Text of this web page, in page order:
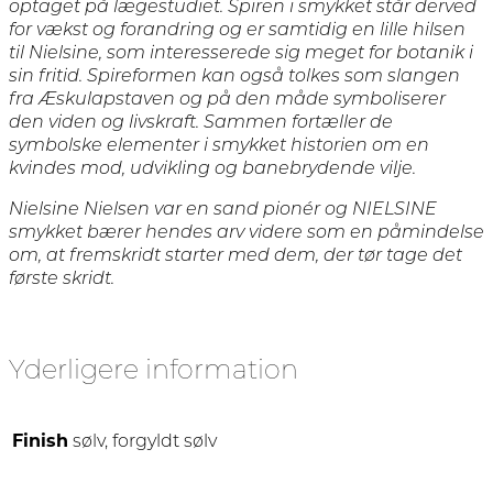
optaget på lægestudiet. Spiren i smykket står derved
for vækst og forandring og er samtidig en lille hilsen
til Nielsine, som interesserede sig meget for botanik i
sin fritid. Spireformen kan også tolkes som slangen
fra Æskulapstaven og på den måde symboliserer
den viden og livskraft. Sammen fortæller de
symbolske elementer i smykket historien om en
kvindes mod, udvikling og banebrydende vilje.
Nielsine Nielsen var en sand pionér og NIELSINE
smykket bærer hendes arv videre som en påmindelse
om, at fremskridt starter med dem, der tør tage det
første skridt.
Yderligere information
Finish sølv, forgyldt sølv